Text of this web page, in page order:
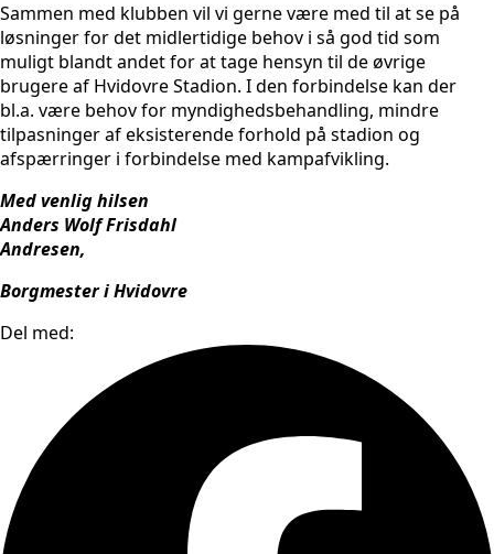
Sammen med klubben vil vi gerne være med til at se på
løsninger for det midlertidige behov i så god tid som
muligt blandt andet for at tage hensyn til de øvrige
brugere af Hvidovre Stadion. I den forbindelse kan der
bl.a. være behov for myndighedsbehandling, mindre
tilpasninger af eksisterende forhold på stadion og
afspærringer i forbindelse med kampafvikling.
Med venlig hilsen
Anders Wolf Frisdahl
Andresen,
Borgmester i Hvidovre
Del med: